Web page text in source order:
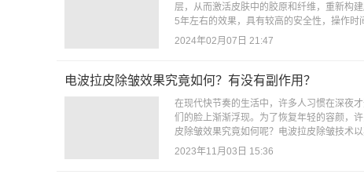
层，从而激活皮肤中的胶原和纤维，重新构
5年左右的效果，具有较高的安全性，操作
2024年02月07日 21:47
电波拉皮除皱效果究竟如何？有没有副作用？
在现代快节奏的生活中，许多人习惯在深夜
们的脸上渐渐浮现。为了恢复年轻的容颜，
皮除皱效果究竟如何呢？电波拉皮除皱技术
2023年11月03日 15:36